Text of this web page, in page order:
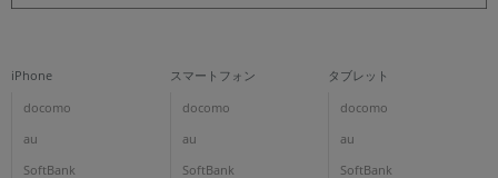
iPhone
docomo
au
SoftBank
スマートフォン
docomo
au
SoftBank
タブレット
docomo
au
SoftBank